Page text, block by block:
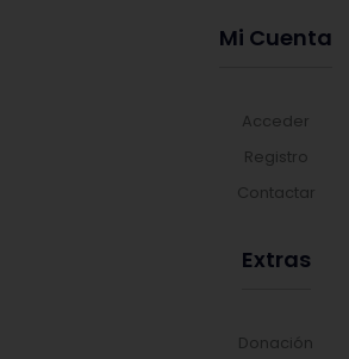
Mi Cuenta
Acceder
Registro
Contactar
Extras
Donación